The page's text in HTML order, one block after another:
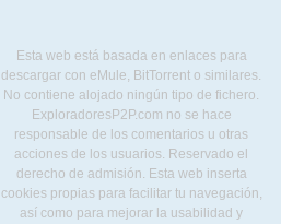
Esta web está basada en enlaces para
descargar con eMule, BitTorrent o similares.
No contiene alojado ningún tipo de fichero.
ExploradoresP2P.com no se hace
responsable de los comentarios u otras
acciones de los usuarios. Reservado el
derecho de admisión. Esta web inserta
cookies propias para facilitar tu navegación,
así como para mejorar la usabilidad y